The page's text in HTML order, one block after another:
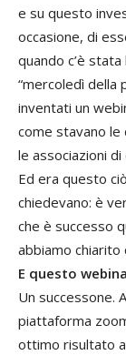
e su questo
occasione, di
quando c’è
“mercoledì della
inventati un
come stavano le
le associazioni
Ed era questo
chiedevano: è
che è successo
abbiamo chiarito
E questo
Un successone.
piattaforma
ottimo risultato